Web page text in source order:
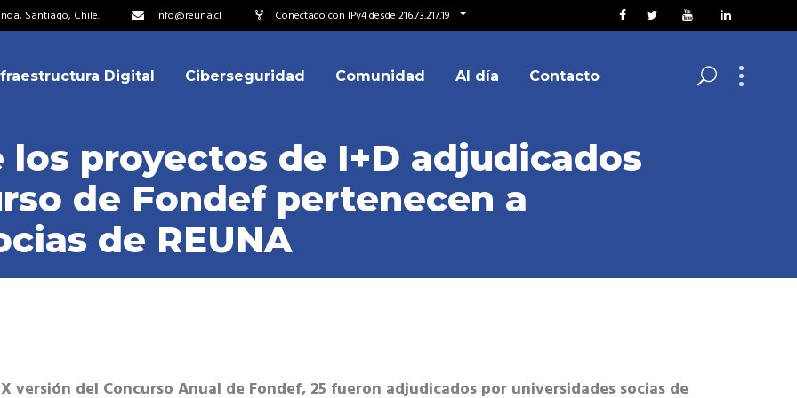
Santiago, Chile. info@reuna.cl Conectado con IPv4 desde 216.73.217.19
de Colaboración
Digital Ciberseguridad Comunidad Al día Contacto
los proyectos de I+D adjudicados
de Fondef pertenecen a
de REUNA
versión del Concurso Anual de Fondef, 25 fueron adjudicados por universidades socias de